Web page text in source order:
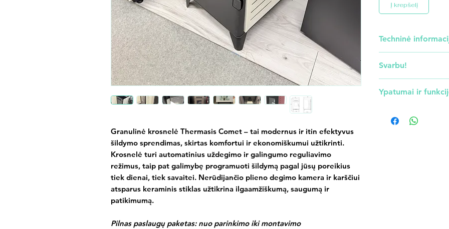
Granulinė krosnelė Thermasis Comet – tai modernus ir itin efektyvus
šildymo sprendimas, skirtas komfortui ir ekonomiškumui užtikrinti.
Krosnelė turi automatinius uždegimo ir galingumo reguliavimo
režimus, taip pat galimybę programuoti šildymą pagal jūsų poreikius
tiek dienai, tiek savaitei. Nerūdijančio plieno degimo kamera ir karščiui
atsparus keraminis stiklas užtikrina ilgaamžiškumą, saugumą ir
patikimumą.
Pilnas paslaugų paketas: nuo parinkimo iki montavimo
Į krepšelį
Techninė
Efektyvumas: 87 -
Granulių talpa: 15
Matmenys: 800 x
Svarbu!
granulinis
patys
Ypatumai ir
-Galios reguliavimas